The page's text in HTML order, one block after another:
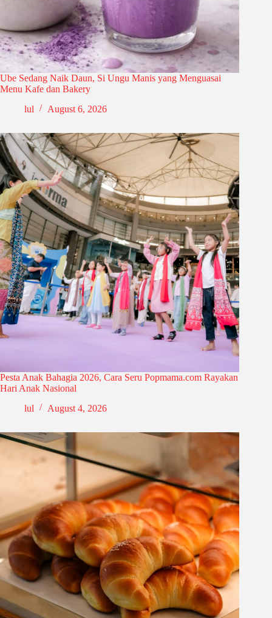
Ube Sedang Naik Daun, Si Ungu Manis yang Menguasai
Menu Kafe dan Bakery
lul
August 6, 2026
Pesta Anak Bahagia 2026, Cara Seru Popmama.com Rayakan
Hari Anak Nasional
lul
August 4, 2026